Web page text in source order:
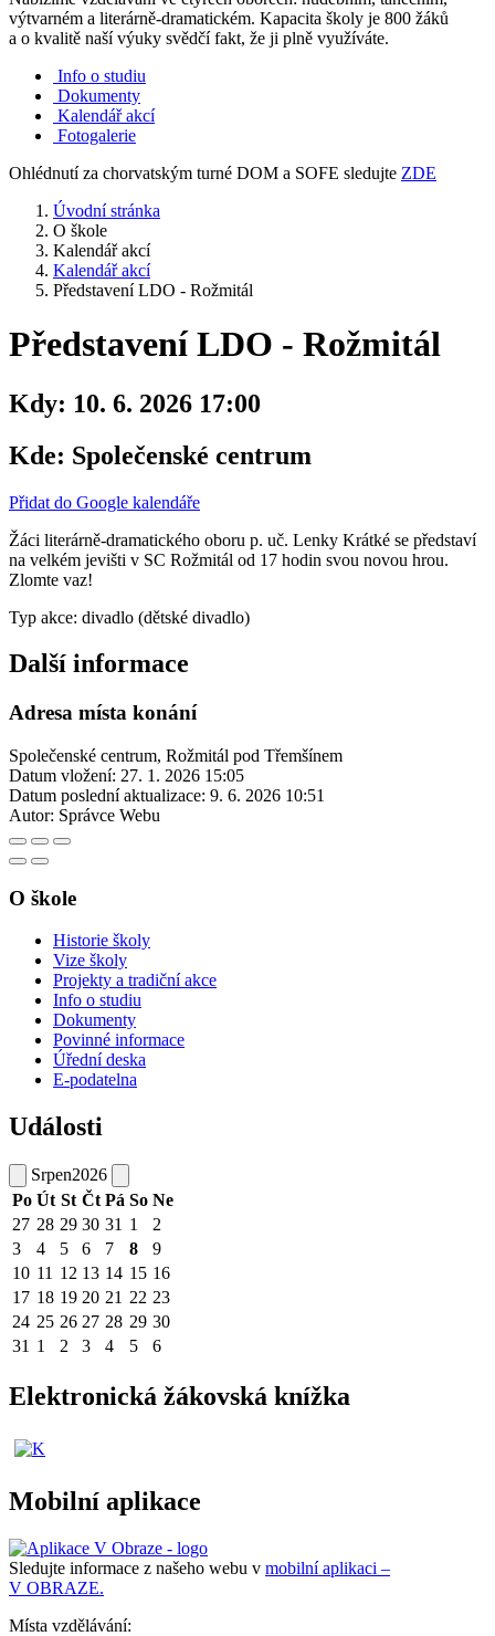
výtvarném a literárně-dramatickém. Kapacita školy je 800 žáků
a o kvalitě naší výuky svědčí fakt, že ji plně využíváte.
Info o studiu
Dokumenty
Kalendář akcí
Fotogalerie
Ohlédnutí za chorvatským turné DOM a SOFE sledujte ZDE
Úvodní stránka
O škole
Kalendář akcí
Kalendář akcí
Představení LDO - Rožmitál
Představení LDO - Rožmitál
Kdy: 10. 6. 2026 17:00
Kde: Společenské centrum
Přidat do Google kalendáře
Žáci literárně-dramatického oboru p. uč. Lenky Krátké se představí
na velkém jevišti v SC Rožmitál od 17 hodin svou novou hrou.
Zlomte vaz!
Typ akce: divadlo (dětské divadlo)
Další informace
Adresa místa konání
Společenské centrum, Rožmitál pod Třemšínem
Datum vložení: 27. 1. 2026 15:05
Datum poslední aktualizace: 9. 6. 2026 10:51
Autor: Správce Webu
O škole
Historie školy
Vize školy
Projekty a tradiční akce
Info o studiu
Dokumenty
Povinné informace
Úřední deska
E-podatelna
Události
Srpen2026
Po Út St Čt Pá So Ne
27 28 29 30 31 1
2
3
4 5 6 7 8
9
10 11 12 13 14 15 16
17 18 19 20 21 22 23
24 25 26 27 28 29 30
31 1 2 3 4 5 6
Elektronická žákovská knížka
Mobilní aplikace
Sledujte informace z našeho webu v mobilní aplikaci –
V OBRAZE.
Místa vzdělávání: